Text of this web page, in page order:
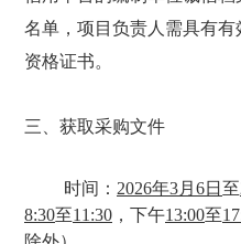
名单，项目负责人需具有
资格证书。
三、获取采购文件
时间： 2026年3月 6日 至
8:30至11:30 ，下午13:00至